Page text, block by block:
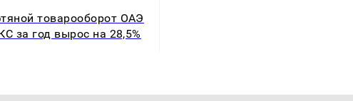
товарооборот ОАЭ
за год вырос на 28,5%